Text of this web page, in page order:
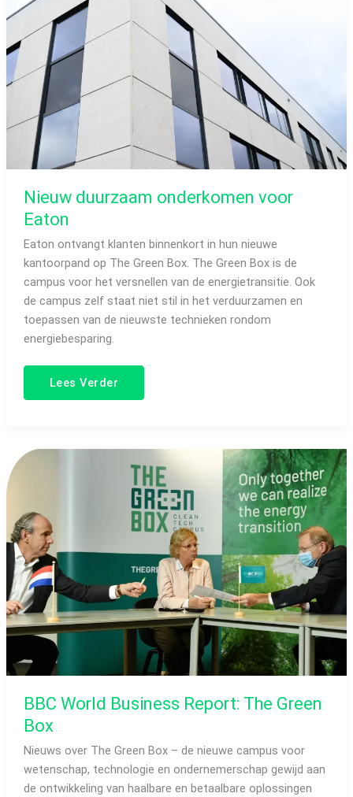
Nieuw duurzaam onderkomen voor
Eaton
Eaton ontvangt klanten binnenkort in hun nieuwe
kantoorpand op The Green Box. The Green Box is de
campus voor het versnellen van de energietransitie. Ook
de campus zelf staat niet stil in het verduurzamen en
toepassen van de nieuwste technieken rondom
energiebesparing.
Lees Verder
BBC World Business Report: The Green
Box
Nieuws over The Green Box – de nieuwe campus voor
wetenschap, technologie en ondernemerschap gewijd aan
de ontwikkeling van haalbare en betaalbare oplossingen
BBC
Box